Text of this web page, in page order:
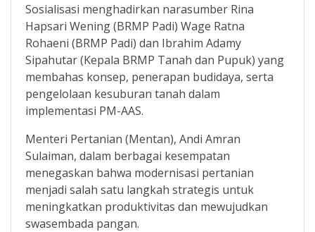
Sosialisasi menghadirkan narasumber Rina
Hapsari Wening (BRMP Padi) Wage Ratna
Rohaeni (BRMP Padi) dan Ibrahim Adamy
Sipahutar (Kepala BRMP Tanah dan Pupuk) yang
membahas konsep, penerapan budidaya, serta
pengelolaan kesuburan tanah dalam
implementasi PM-AAS.
Menteri Pertanian (Mentan), Andi Amran
Sulaiman, dalam berbagai kesempatan
menegaskan bahwa modernisasi pertanian
menjadi salah satu langkah strategis untuk
meningkatkan produktivitas dan mewujudkan
swasembada pangan.